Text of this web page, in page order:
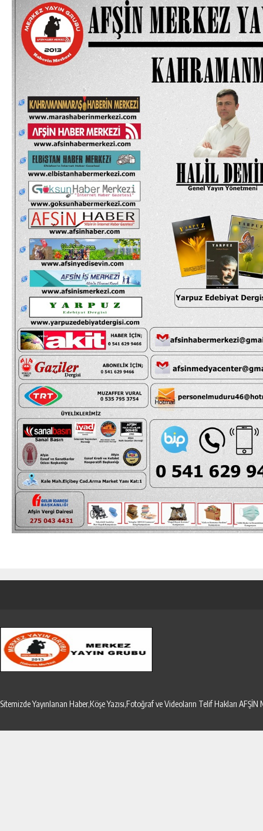
Sitemizde Yayınlanan Haber,Köşe Yazısı,Fotoğraf ve Videoların Telif Hakları